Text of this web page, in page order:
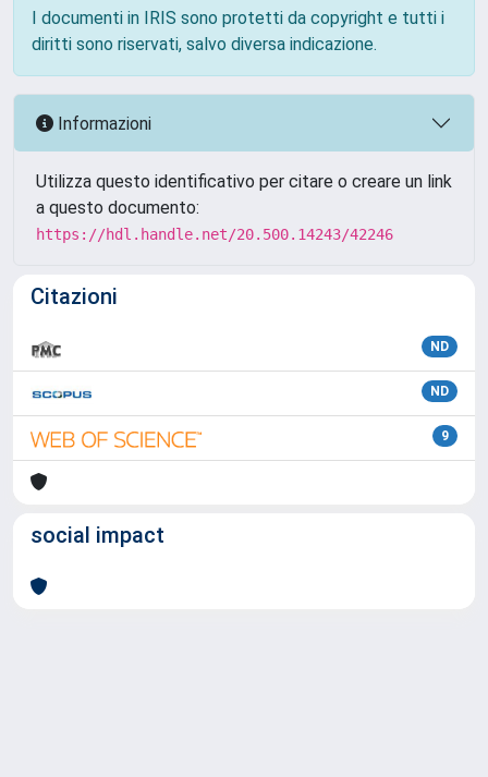
I documenti in IRIS sono protetti da copyright e tutti i
diritti sono riservati, salvo diversa indicazione.
Informazioni
Utilizza questo identificativo per citare o creare un link
a questo documento:
https://hdl.handle.net/20.500.14243/42246
Citazioni
ND
ND
9
social impact